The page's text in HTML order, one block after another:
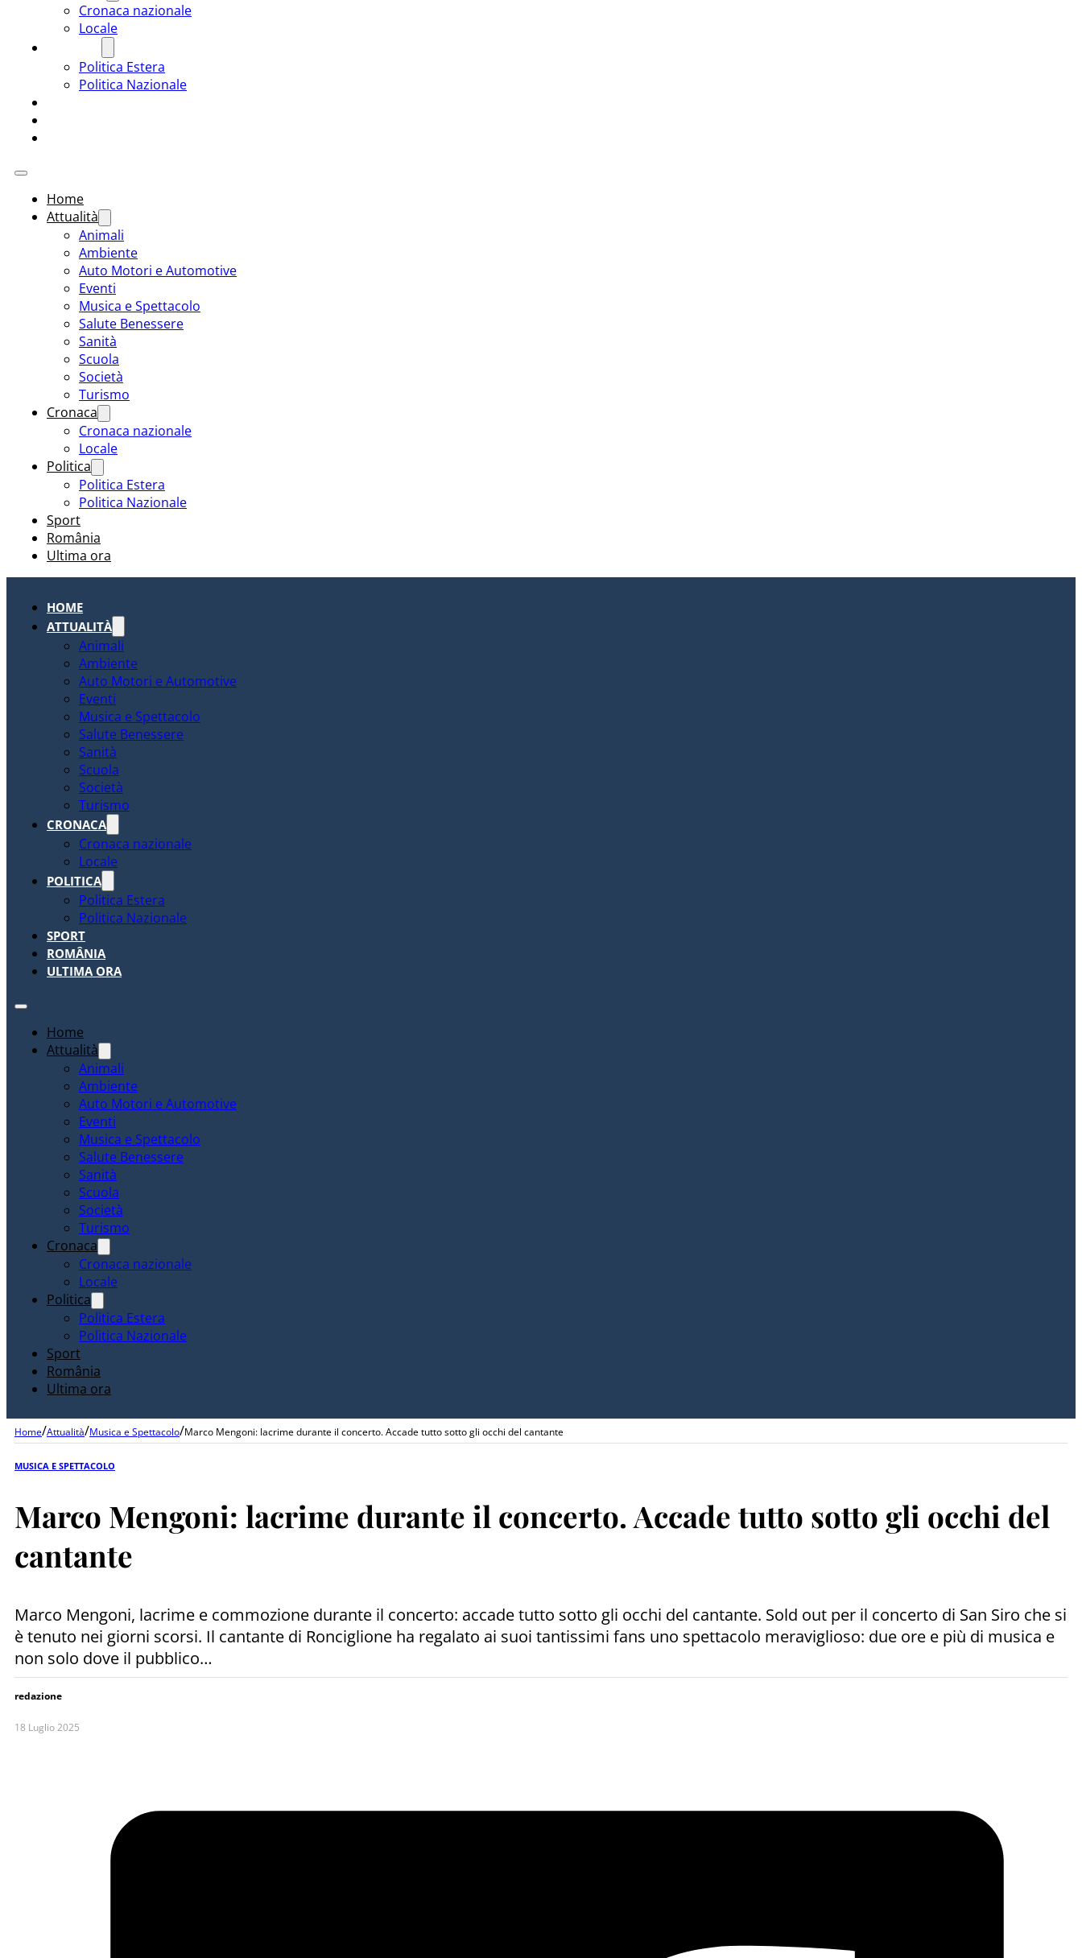
Cronaca nazionale
Locale
Politica Estera
Politica Nazionale
Home
Attualità
Animali
Ambiente
Auto Motori e Automotive
Eventi
Musica e Spettacolo
Salute Benessere
Sanità
Scuola
Società
Turismo
Cronaca
Cronaca nazionale
Locale
Politica
Politica Estera
Politica Nazionale
Sport
România
Ultima ora
HOME
ATTUALITÀ
Animali
Ambiente
Auto Motori e Automotive
Eventi
Musica e Spettacolo
Salute Benessere
Sanità
Scuola
Società
Turismo
CRONACA
Cronaca nazionale
Locale
POLITICA
Politica Estera
Politica Nazionale
SPORT
ROMÂNIA
ULTIMA ORA
Home
Attualità
Animali
Ambiente
Auto Motori e Automotive
Eventi
Musica e Spettacolo
Salute Benessere
Sanità
Scuola
Società
Turismo
Cronaca
Cronaca nazionale
Locale
Politica
Politica Estera
Politica Nazionale
Sport
România
Ultima ora
Home/Attualità/Musica e Spettacolo/Marco Mengoni: lacrime durante il concerto. Accade tutto sotto gli occhi del cantante
MUSICA E SPETTACOLO
Marco Mengoni: lacrime durante il concerto. Accade tutto sotto gli occhi del
cantante
Marco Mengoni, lacrime e commozione durante il concerto: accade tutto sotto gli occhi del cantante. Sold out per il concerto di San Siro che si
è tenuto nei giorni scorsi. Il cantante di Ronciglione ha regalato ai suoi tantissimi fans uno spettacolo meraviglioso: due ore e più di musica e
non solo dove il pubblico…
redazione
18 Luglio 2025